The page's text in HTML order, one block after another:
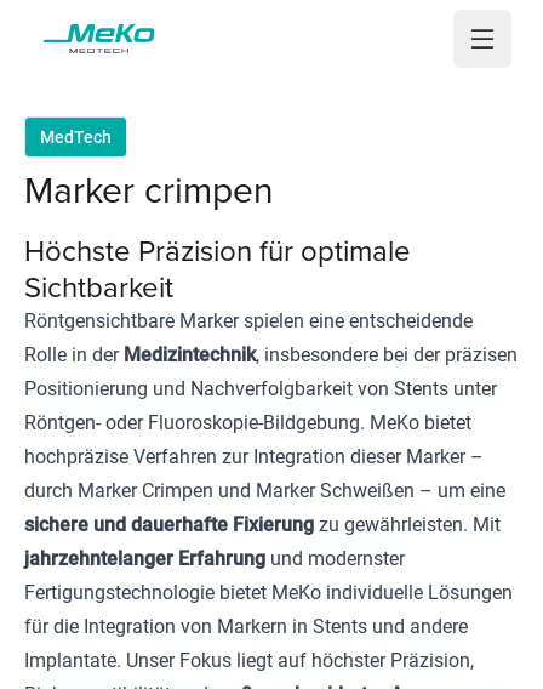
Open
MedTech
Marker crimpen
Höchste Präzision für optimale
Sichtbarkeit
Röntgensichtbare Marker spielen eine entscheidende
Rolle in der Medizintechnik, insbesondere bei der präzisen
Positionierung und Nachverfolgbarkeit von Stents unter
Röntgen- oder Fluoroskopie-Bildgebung. MeKo bietet
hochpräzise Verfahren zur Integration dieser Marker –
durch Marker Crimpen und Marker Schweißen – um eine
sichere und dauerhafte Fixierung zu gewährleisten. Mit
jahrzehntelanger Erfahrung und modernster
Fertigungstechnologie bietet MeKo individuelle Lösungen
für die Integration von Markern in Stents und andere
Implantate. Unser Fokus liegt auf höchster Präzision,